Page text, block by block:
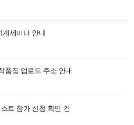
세미나 안내
품집 업로드 주소 안내
트 참가 신청 확인 건